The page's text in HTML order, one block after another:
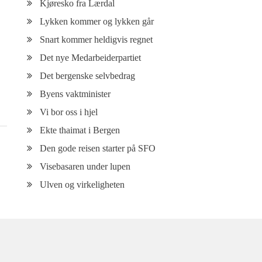
Kjøresko fra Lærdal
Lykken kommer og lykken går
Snart kommer heldigvis regnet
Det nye Medarbeiderpartiet
Det bergenske selvbedrag
Byens vaktminister
Vi bor oss i hjel
Ekte thaimat i Bergen
Den gode reisen starter på SFO
Visebasaren under lupen
Ulven og virkeligheten